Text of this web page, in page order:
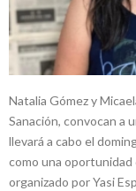
Natalia Gómez y
Sanación, convocan a
llevará a cabo el
como una
organizado por Yasi